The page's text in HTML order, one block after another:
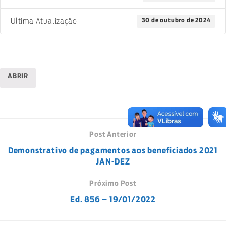
Ultima Atualização 30 de outubro de 2024
ABRIR
Post Anterior
Demonstrativo de pagamentos aos beneficiados 2021
JAN-DEZ
Próximo Post
Ed. 856 – 19/01/2022